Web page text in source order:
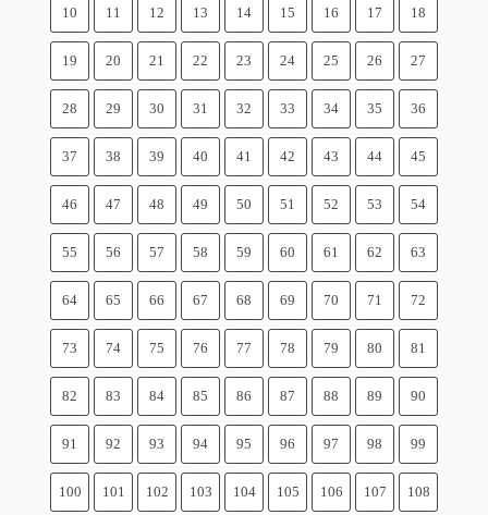
10 11 12 13 14 15 16 17 18
19 20 21 22 23 24 25 26 27
28 29 30 31 32 33 34 35 36
37 38 39 40 41 42 43 44 45
46 47 48 49 50 51 52 53 54
55 56 57 58 59 60 61 62 63
64 65 66 67 68 69 70 71 72
73 74 75 76 77 78 79 80 81
82 83 84 85 86 87 88 89 90
91 92 93 94 95 96 97 98 99
100 101 102 103 104 105 106 107 108